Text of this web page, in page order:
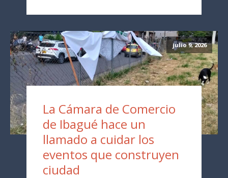
julio 9, 2026
La Cámara de Comercio
de Ibagué hace un
llamado a cuidar los
eventos que construyen
ciudad